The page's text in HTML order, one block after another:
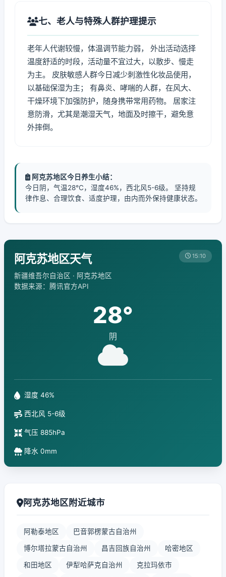
七、老人与特殊人群护理提示
老年人代谢较慢，体温调节能力弱， 外出活动选择
温度舒适的时段，活动量不宜过大，以散步、慢走
为主。 皮肤敏感人群今日减少刺激性化妆品使用，
以基础保湿为主； 有鼻炎、哮喘的人群，在风大、
干燥环境下加强防护，随身携带常用药物。 居家注
意防滑，尤其是潮湿天气，地面及时擦干，避免意
外摔倒。
阿克苏地区今日养生小结：
今日阴，气温28℃，湿度46%，西北风5-6级。 坚持规
律作息、合理饮食、适度护理，由内而外保持健康状态。
阿克苏地区天气
新疆维吾尔自治区 · 阿克苏地区
数据来源：腾讯官方API
15:10
28°
阴
湿度 46%
西北风 5-6级
气压 885hPa
降水 0mm
阿克苏地区附近城市
阿勒泰地区 巴音郭楞蒙古自治州
博尔塔拉蒙古自治州 昌吉回族自治州 哈密地区
和田地区 伊犁哈萨克自治州 克拉玛依市